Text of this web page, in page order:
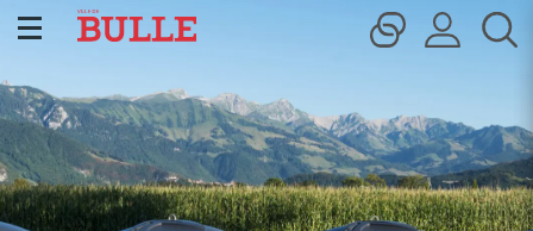
Page d'accueil
Accèder à la navigation
Accèder au contenu
Accèder à l'outil de recherche
Accèder à la table des matières
Kopfzeile
Inhalt